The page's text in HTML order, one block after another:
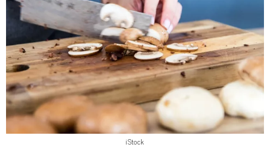
iStock